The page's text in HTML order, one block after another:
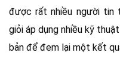
được rất nhiều người tin
giỏi áp dụng nhiều kỹ
bản để đem lại một kết